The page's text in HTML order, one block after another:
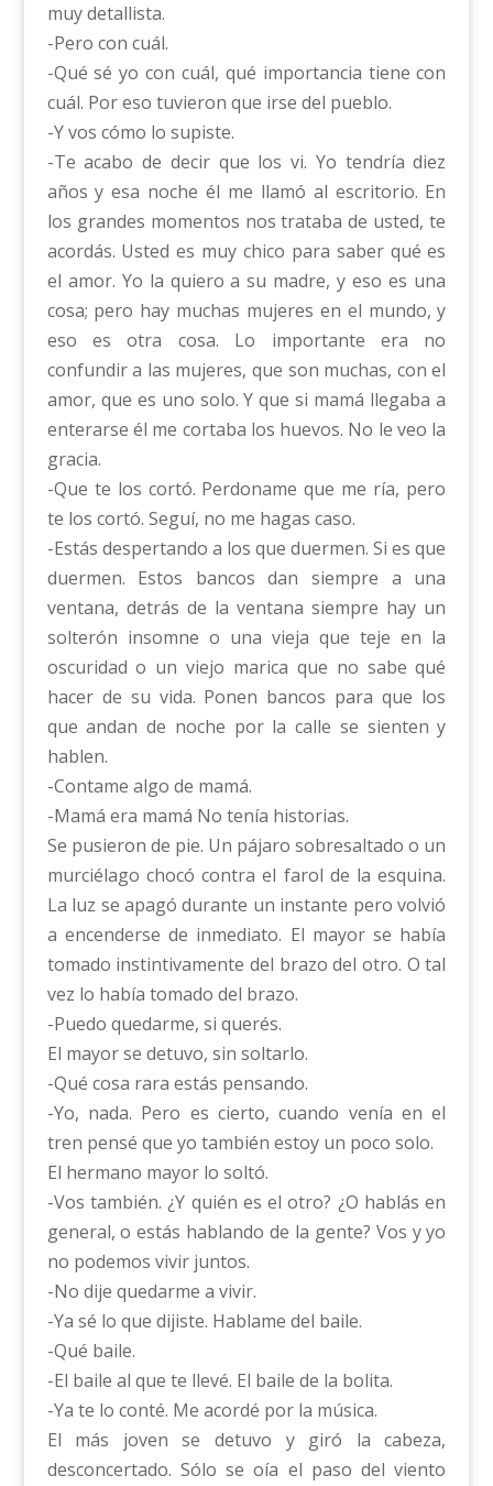
muy detallista.
-Pero con cuál.
-Qué sé yo con cuál, qué importancia tiene con
cuál. Por eso tuvieron que irse del pueblo.
-Y vos cómo lo supiste.
-Te acabo de decir que los vi. Yo tendría diez
años y esa noche él me llamó al escritorio. En
los grandes momentos nos trataba de usted, te
acordás. Usted es muy chico para saber qué es
el amor. Yo la quiero a su madre, y eso es una
cosa; pero hay muchas mujeres en el mundo, y
eso es otra cosa. Lo importante era no
confundir a las mujeres, que son muchas, con el
amor, que es uno solo. Y que si mamá llegaba a
enterarse él me cortaba los huevos. No le veo la
gracia.
-Que te los cortó. Perdoname que me ría, pero
te los cortó. Seguí, no me hagas caso.
-Estás despertando a los que duermen. Si es que
duermen. Estos bancos dan siempre a una
ventana, detrás de la ventana siempre hay un
solterón insomne o una vieja que teje en la
oscuridad o un viejo marica que no sabe qué
hacer de su vida. Ponen bancos para que los
que andan de noche por la calle se sienten y
hablen.
-Contame algo de mamá.
-Mamá era mamá No tenía historias.
Se pusieron de pie. Un pájaro sobresaltado o un
murciélago chocó contra el farol de la esquina.
La luz se apagó durante un instante pero volvió
a encenderse de inmediato. El mayor se había
tomado instintivamente del brazo del otro. O tal
vez lo había tomado del brazo.
-Puedo quedarme, si querés.
El mayor se detuvo, sin soltarlo.
-Qué cosa rara estás pensando.
-Yo, nada. Pero es cierto, cuando venía en el
tren pensé que yo también estoy un poco solo.
El hermano mayor lo soltó.
-Vos también. ¿Y quién es el otro? ¿O hablás en
general, o estás hablando de la gente? Vos y yo
no podemos vivir juntos.
-No dije quedarme a vivir.
-Ya sé lo que dijiste. Hablame del baile.
-Qué baile.
-El baile al que te llevé. El baile de la bolita.
-Ya te lo conté. Me acordé por la música.
El más joven se detuvo y giró la cabeza,
desconcertado. Sólo se oía el paso del viento